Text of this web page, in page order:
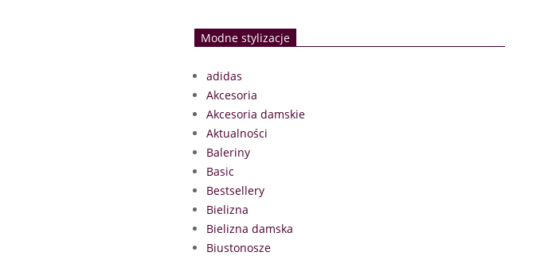
Modne stylizacje
adidas
Akcesoria
Akcesoria damskie
Aktualności
Baleriny
Basic
Bestsellery
Bielizna
Bielizna damska
Biustonosze